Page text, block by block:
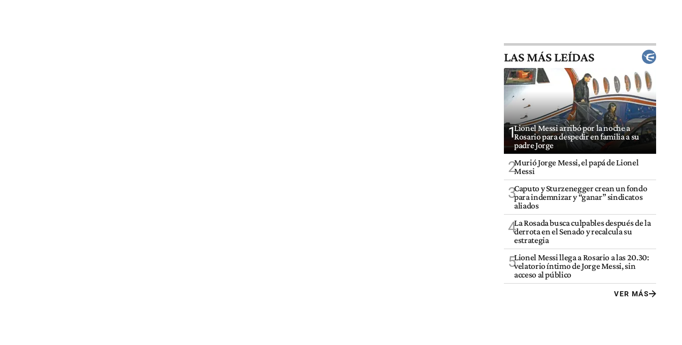
LAS MÁS LEÍDAS
1Lionel Messi arribó por la noche a
Rosario para despedir en familia a su
padre Jorge
2Murió Jorge Messi, el papá de Lionel
Messi
3Caputo y Sturzenegger crean un fondo
para indemnizar y “ganar” sindicatos
aliados
4La Rosada busca culpables después de la
derrota en el Senado y recalcula su
estrategia
5Lionel Messi llega a Rosario a las 20.30:
velatorio íntimo de Jorge Messi, sin
acceso al público
VER MÁS